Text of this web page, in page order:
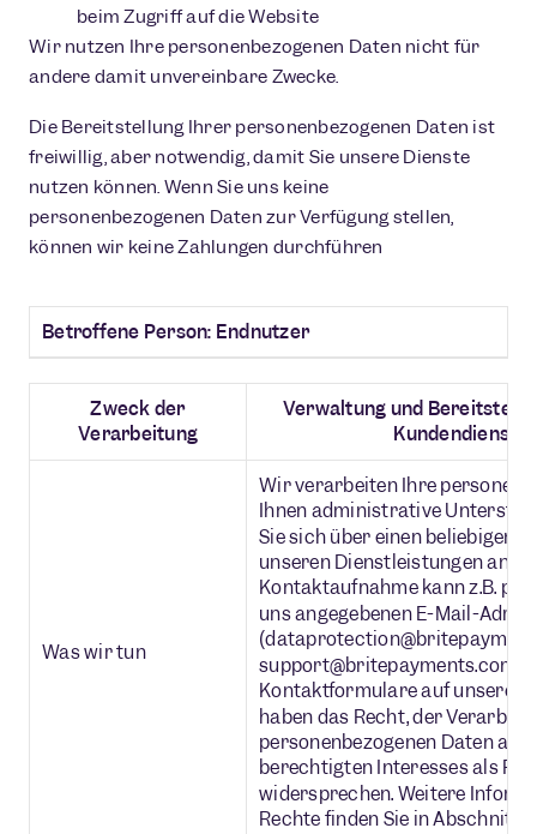
beim Zugriff auf die Website
Wir nutzen Ihre personenbezogenen Daten nicht für
andere damit unvereinbare Zwecke.
Die Bereitstellung Ihrer personenbezogenen Daten ist
freiwillig, aber notwendig, damit Sie unsere Dienste
nutzen können. Wenn Sie uns keine
personenbezogenen Daten zur Verfügung stellen,
können wir keine Zahlungen durchführen
Betroffene Person: Endnutzer
Zweck der
Verarbeitung
Verwaltung und
Was wir tun
Wir verarbeiten Ihre
Ihnen administrative
Sie sich über einen beliebigen
unseren Dienstleistungen an
Kontaktaufnahme kann z.B. per
uns angegebenen E-Mail-
support@britepayments.com)
Kontaktformulare auf unserer
haben das Recht, der
personenbezogenen Daten auf
berechtigten Interesses als
widersprechen. Weitere
Rechte finden Sie in Abschnitt 4.